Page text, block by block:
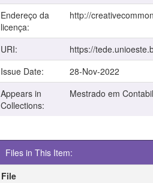
Endereço da
licença:
http://
URI:
https://
Issue Date:
28-Nov-2022
Appears in
Collections:
Mestrado em
Files in This Item:
File